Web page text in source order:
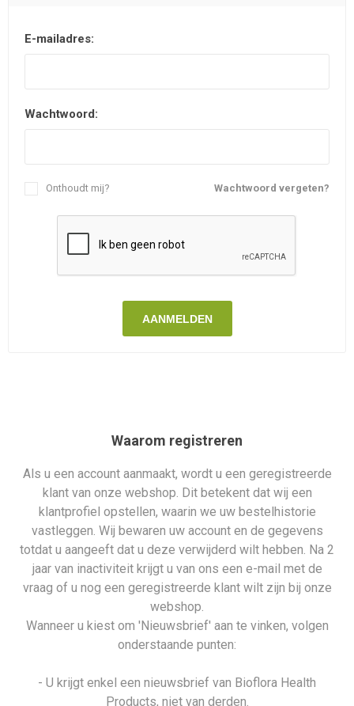
E-mailadres:
Wachtwoord:
Wachtwoord vergeten?
Onthoudt mij?
AANMELDEN
Waarom registreren
Als u een account aanmaakt, wordt u een geregistreerde
klant van onze webshop. Dit betekent dat wij een
klantprofiel opstellen, waarin we uw bestelhistorie
vastleggen. Wij bewaren uw account en de gegevens
totdat u aangeeft dat u deze verwijderd wilt hebben. Na 2
jaar van inactiviteit krijgt u van ons een e-mail met de
vraag of u nog een geregistreerde klant wilt zijn bij onze
webshop.
Wanneer u kiest om 'Nieuwsbrief' aan te vinken, volgen
onderstaande punten:
- U krijgt enkel een nieuwsbrief van Bioflora Health
Products, niet van derden.